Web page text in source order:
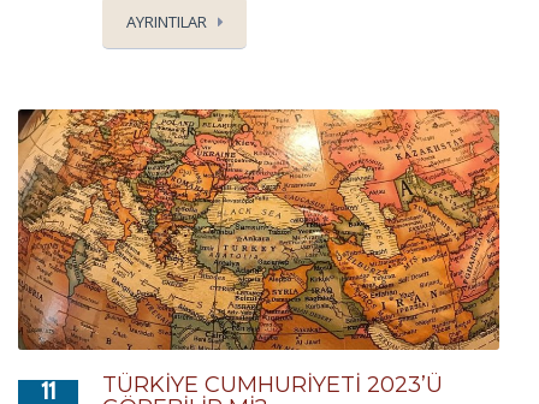
AYRINTILAR
11
TÜRKİYE CUMHURİYETİ 2023’Ü